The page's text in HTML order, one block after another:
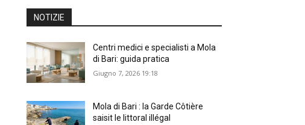
NOTIZIE
Centri medici e specialisti a Mola
di Bari: guida pratica
Giugno 7, 2026 19:18
Mola di Bari : la Garde Côtière
saisit le littoral illégal